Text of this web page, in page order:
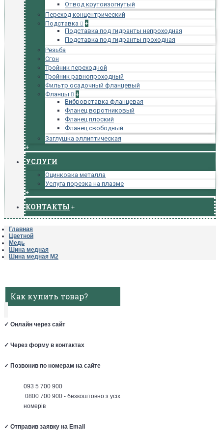
Отвод крутоизогнутый
Переход концентрический
Подставка
+
Подставка под гидранты непроходная
Подставка под гидранты проходная
Резьба
Сгон
Тройник переходной
Тройник равнопроходный
Фильтр осадочный фланцевый
Фланцы
+
Вибровставка фланцевая
Фланец воротниковый
Фланец плоский
Фланец свободный
Заглушка эллиптическая
+
УСЛУГИ
Оцинковка металла
Услуга порезка на плазме
+
КОНТАКТЫ +
Главная
Цветной
Медь
Шина медная
Шина медная М2
Как купить товар?
✓ Онлайн через сайт
✓ Через форму в контактах
✓ Позвонив по номерам на сайте
093 5 700 900
0800 700 900 - безкоштовно з усіх
номерів
✓ Отправив заявку на Email